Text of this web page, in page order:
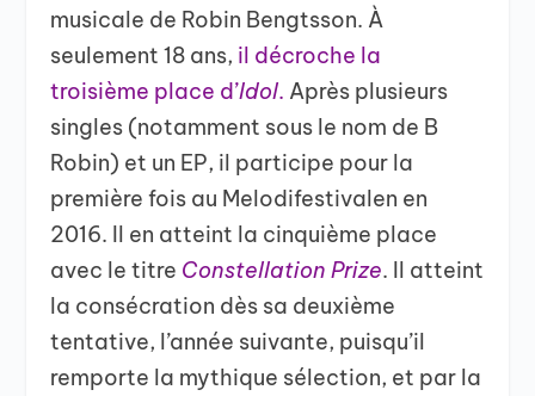
musicale de Robin Bengtsson. À
seulement 18 ans, il décroche la
troisième place d’Idol. Après plusieurs
singles (notamment sous le nom de B
Robin) et un EP, il participe pour la
première fois au Melodifestivalen en
2016. Il en atteint la cinquième place
avec le titre Constellation Prize. Il atteint
la consécration dès sa deuxième
tentative, l’année suivante, puisqu’il
remporte la mythique sélection, et par la